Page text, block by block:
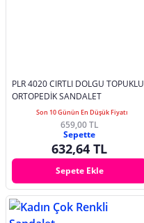
PLR 4020 CIRTLI DOLGU TOPUKLU
ORTOPEDİK SANDALET
Son 10 Günün En Düşük Fiyatı
659,00 TL
Sepette
632,64 TL
Sepete Ekle